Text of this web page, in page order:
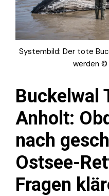
Systembild: Der tote
werden ©
Buckelwal
Anholt:
nach
Ostsee-
Fragen